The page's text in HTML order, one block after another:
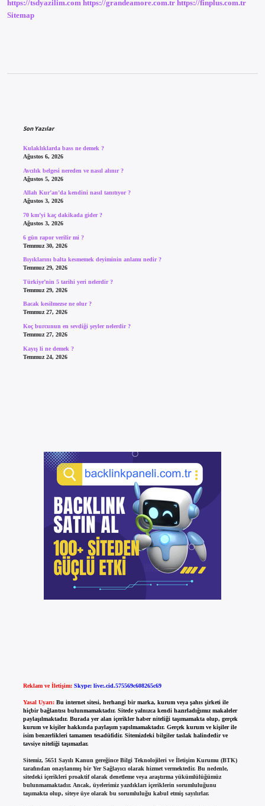
https://tsdyazilim.com https://grandeamore.com.tr https://finplus.com.tr
Sitemap
Son Yazılar
Kulaklıklarda bass ne demek ?
Ağustos 6, 2026
Avcılık belgesi nereden ve nasıl alınır ?
Ağustos 5, 2026
Allah Kur’an’da kendini nasıl tanıtıyor ?
Ağustos 3, 2026
70 km’yi kaç dakikada gider ?
Ağustos 3, 2026
6 gün rapor verilir mi ?
Temmuz 30, 2026
Bıyıklarını balta kesmemek deyiminin anlamı nedir ?
Temmuz 29, 2026
Türkiye’nin 5 tarihi yeri nelerdir ?
Temmuz 29, 2026
Bacak kesilmezse ne olur ?
Temmuz 27, 2026
Koç burcunun en sevdiği şeyler nelerdir ?
Temmuz 27, 2026
Kayış li ne demek ?
Temmuz 24, 2026
Reklam ve İletişim: Skype: live:.cid.575569c608265c69
Yasal Uyarı: Bu internet sitesi, herhangi bir marka, kurum veya şahıs şirketi ile
hiçbir bağlantısı bulunmamaktadır. Sitede yalnızca kendi hazırladığımız makaleler
paylaşılmaktadır. Burada yer alan içerikler haber niteliği taşımamakta olup, gerçek
kurum ve kişiler hakkında paylaşım yapılmamaktadır. Gerçek kurum ve kişiler ile
isim benzerlikleri tamamen tesadüfidir. Sitemizdeki bilgiler taslak halindedir ve
tavsiye niteliği taşımazlar.
Sitemiz, 5651 Sayılı Kanun gereğince Bilgi Teknolojileri ve İletişim Kurumu (BTK)
tarafından onaylanmış bir Yer Sağlayıcı olarak hizmet vermektedir. Bu nedenle,
sitedeki içerikleri proaktif olarak denetleme veya araştırma yükümlülüğümüz
bulunmamaktadır. Ancak, üyelerimiz yazdıkları içeriklerin sorumluluğunu
taşımakta olup, siteye üye olarak bu sorumluluğu kabul etmiş sayılırlar.